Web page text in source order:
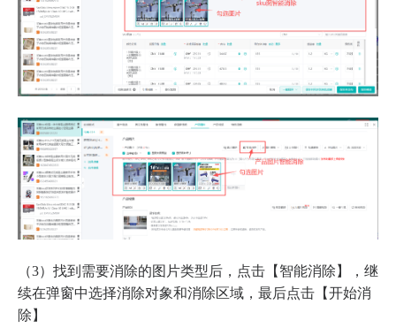
（3）找到需要消除的图片类型后，点击【智能消除】，继
续在弹窗中选择消除对象和消除区域，最后点击【开始消
除】